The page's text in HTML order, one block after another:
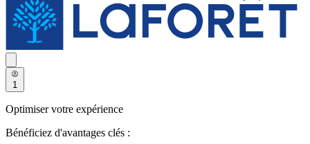
1
Optimiser votre expérience
Bénéficiez d'avantages clés :